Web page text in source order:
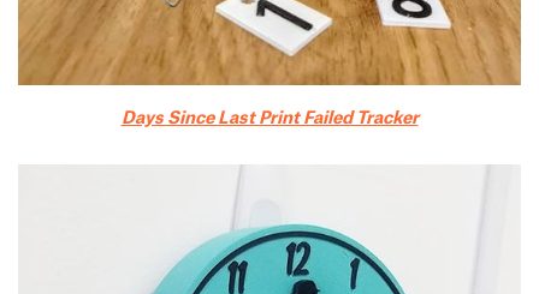
Days Since Last Print Failed Tracker